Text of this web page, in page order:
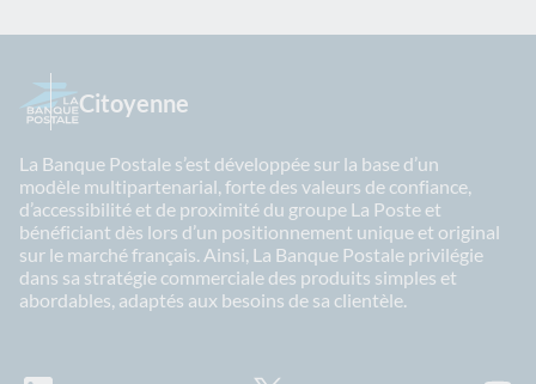
Citoyenne
La Banque Postale s’est développée sur la base d’un
modèle multipartenarial, forte des valeurs de confiance,
d’accessibilité et de proximité du groupe La Poste et
bénéficiant dès lors d’un positionnement unique et original
sur le marché français. Ainsi, La Banque Postale privilégie
dans sa stratégie commerciale des produits simples et
abordables, adaptés aux besoins de sa clientèle.